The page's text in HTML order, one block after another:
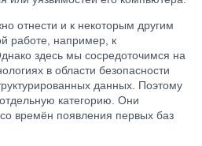
отнести и к некоторым другим
работе, например, к
здесь мы сосредоточимся на
в области безопасности
данных. Поэтому
категорию. Они
времён появления первых баз